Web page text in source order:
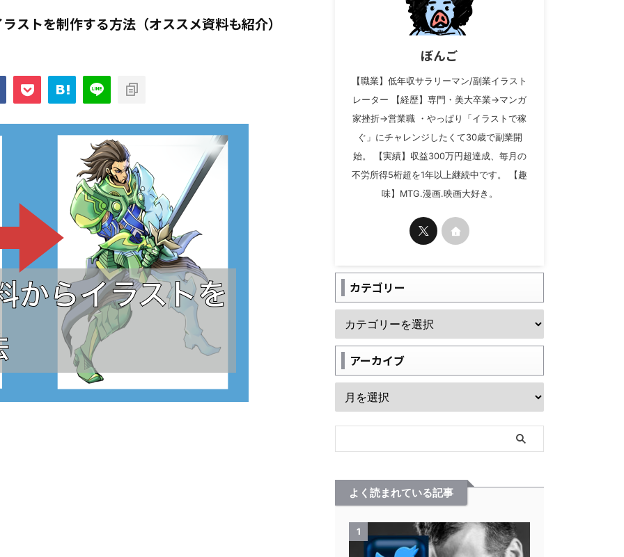
ストを制作する方法（オススメ資料も紹介）
ぼんご
【職業】低年収サラリーマン/副業イラスト
レーター 【経歴】専門・美大卒業→マンガ
家挫折→営業職 ・やっぱり「イラストで稼
ぐ」にチャレンジしたくて30歳で副業開
始。 【実績】収益300万円超達成、毎月の
不労所得5桁超を1年以上継続中です。 【趣
味】MTG.漫画.映画大好き。
カテゴリー
アーカイブ
よく読まれている記事
1